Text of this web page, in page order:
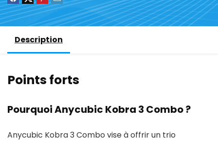
Description
Points forts
Pourquoi Anycubic Kobra 3 Combo ?
Anycubic Kobra 3 Combo vise à offrir un trio